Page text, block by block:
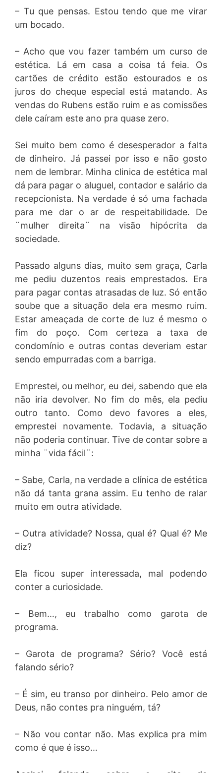
– Tu que pensas. Estou tendo que me virar
um bocado.
– Acho que vou fazer também um curso de
estética. Lá em casa a coisa tá feia. Os
cartões de crédito estão estourados e os
juros do cheque especial está matando. As
vendas do Rubens estão ruim e as comissões
dele caíram este ano pra quase zero.
Sei muito bem como é desesperador a falta
de dinheiro. Já passei por isso e não gosto
nem de lembrar. Minha clinica de estética mal
dá para pagar o aluguel, contador e salário da
recepcionista. Na verdade é só uma fachada
para me dar o ar de respeitabilidade. De
¨mulher direita¨ na visão hipócrita da
sociedade.
Passado alguns dias, muito sem graça, Carla
me pediu duzentos reais emprestados. Era
para pagar contas atrasadas de luz. Só então
soube que a situação dela era mesmo ruim.
Estar ameaçada de corte de luz é mesmo o
fim do poço. Com certeza a taxa de
condomínio e outras contas deveriam estar
sendo empurradas com a barriga.
Emprestei, ou melhor, eu dei, sabendo que ela
não iria devolver. No fim do mês, ela pediu
outro tanto. Como devo favores a eles,
emprestei novamente. Todavia, a situação
não poderia continuar. Tive de contar sobre a
minha ¨vida fácil¨:
– Sabe, Carla, na verdade a clínica de estética
não dá tanta grana assim. Eu tenho de ralar
muito em outra atividade.
– Outra atividade? Nossa, qual é? Qual é? Me
diz?
Ela ficou super interessada, mal podendo
conter a curiosidade.
– Bem…, eu trabalho como garota de
programa.
– Garota de programa? Sério? Você está
falando sério?
– É sim, eu transo por dinheiro. Pelo amor de
Deus, não contes pra ninguém, tá?
– Não vou contar não. Mas explica pra mim
como é que é isso…